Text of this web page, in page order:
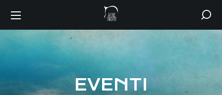
EVENTI